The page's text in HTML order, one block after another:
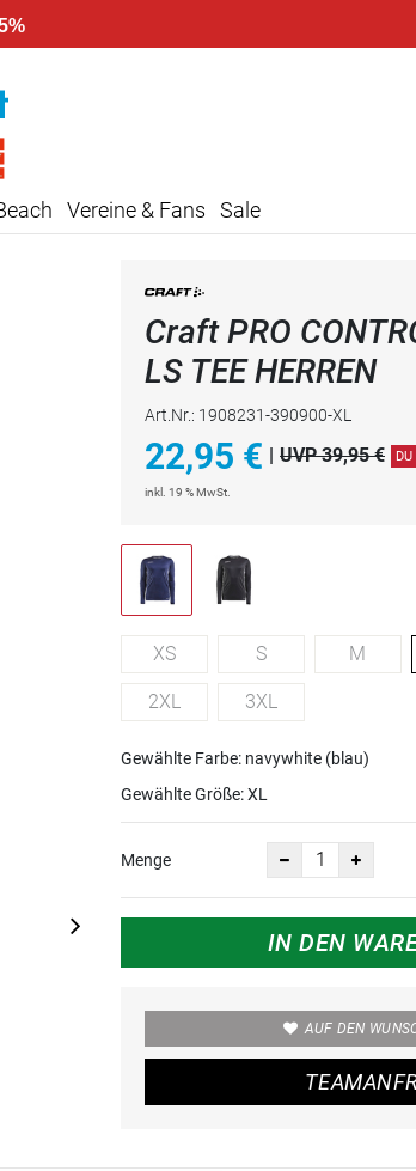
Vereine & Fans Sale
Craft PRO
LS TEE HERREN
Art.Nr.: 1908231-390900-XL
22,95 € UVP 39,95 €
inkl. 19 % MwSt.
XS S M
2XL 3XL
Gewählte Farbe: navywhite (blau)
Gewählte Größe:XL
Menge
IN DEN
AUF DEN